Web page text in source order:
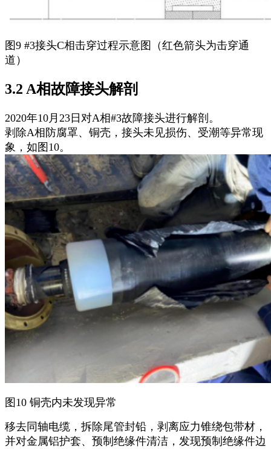
图9 #3接头C相击穿过程示意图（红色箭头为击穿通
道）
3.2 A相故障接头解剖
2020年10月23日对A相#3故障接头进行解剖。
剥除A相防腐罩、铜壳，接头未见损伤、受潮等异常现
象，如图10。
图10 铜壳内未发现异常
移去同轴电缆，拆除尾管封铅，剥离应力锥绕包带材，
并对金属铝护套、预制绝缘件清洁，发现预制绝缘件边